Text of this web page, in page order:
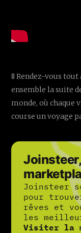
🚦 Rendez-vous
ensemble la suite
monde, où chaque
course un voyage
Joinsteer
pour
rêves et
les
Visiter la